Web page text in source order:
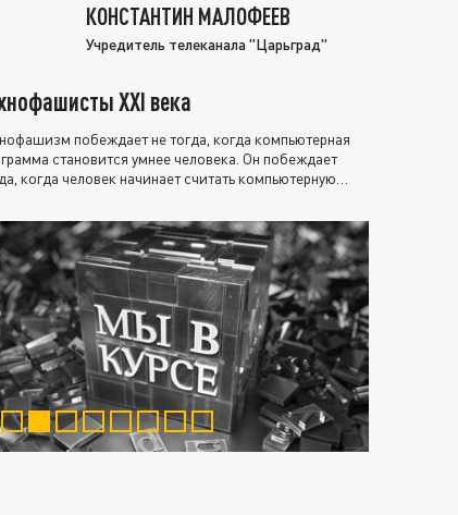
КОНСТАНТИН МАЛОФЕЕВ
Учредитель телеканала "Царьград"
XXI века
побеждает не тогда, когда компьютерная
становится умнее человека. Он побеждает
когда человек начинает считать компьютерную